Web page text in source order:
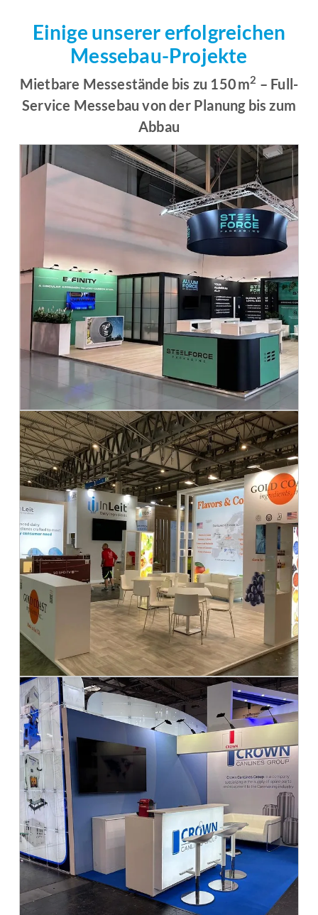
Einige unserer erfolgreichen
Messebau-Projekte
Mietbare Messestände bis zu 150 m2 – Full-
Service Messebau von der Planung bis zum
Abbau